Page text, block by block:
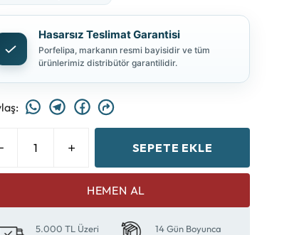
Hasarsız Teslimat Garantisi
Porfelipa, markanın resmi bayisidir ve tüm
ürünlerimiz distribütör garantilidir.
:
SEPETE EKLE
HEMEN AL
5.000 TL Üzeri
14 Gün Boyunca